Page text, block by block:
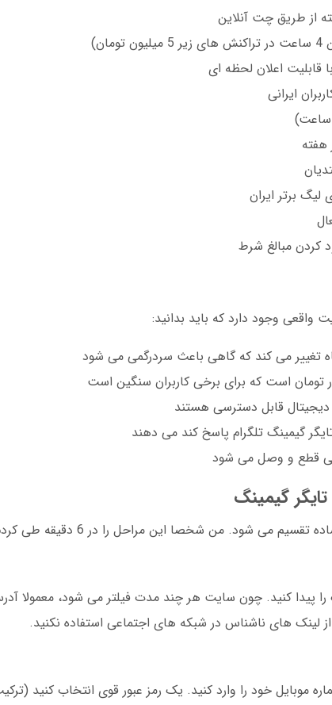
قابلیت اعلان لحظه ای
ایرانی
برتر ایران
کردن مبالغ شرط
دیجیتال قابل دسترسی هستند
گیمینگ تلگرام پاسخ کند می دهند
قطع و وصل می شود
گیمینگ
را پیدا کنید. چون سایت هر چند مدت فیلتر می شود، معمولا
لینک های ناشناس در شبکه های اجتماعی استفاده نکنید.
موبایل خود را وارد کنید. یک رمز عبور قوی انتخاب کنید